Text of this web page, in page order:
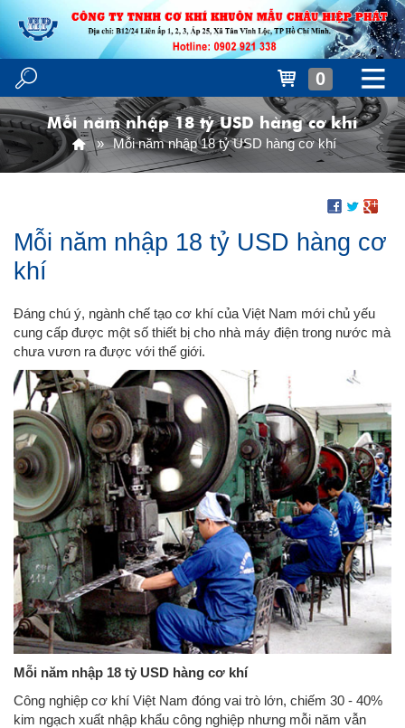
0
Mỗi năm nhập 18 tỷ USD hàng cơ khí
Mỗi năm nhập 18 tỷ USD hàng cơ khí
Mỗi năm nhập 18 tỷ USD hàng cơ
khí
Đáng chú ý, ngành chế tạo cơ khí của Việt Nam mới chủ yếu
cung cấp được một số thiết bị cho nhà máy điện trong nước mà
chưa vươn ra được với thế giới.
Mỗi năm nhập 18 tỷ USD hàng cơ khí
Công nghiệp cơ khí Việt Nam đóng vai trò lớn, chiếm 30 - 40%
kim ngạch xuất nhập khẩu công nghiệp nhưng mỗi năm vẫn